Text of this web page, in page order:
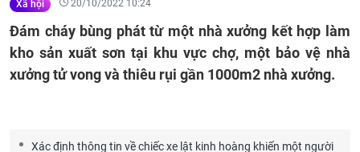
Xã hội 20/10/2022 10:24
Đám cháy bùng phát từ một nhà xưởng kết hợp làm
kho sản xuất sơn tại khu vực chợ, một bảo vệ nhà
xưởng tử vong và thiêu rụi gần 1000m2 nhà xưởng.
Xác định thông tin về chiếc xe lật kinh hoàng khiến một người